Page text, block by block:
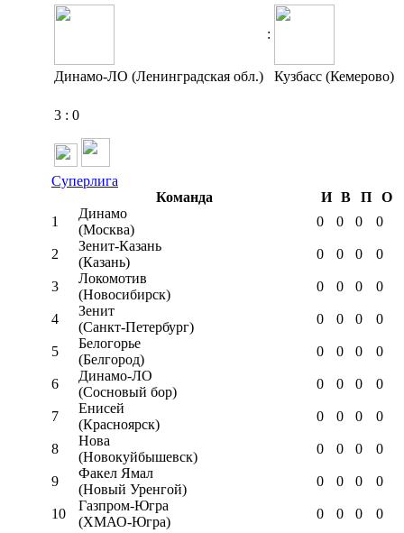
:
Динамо-ЛО (Ленинградская обл.) Кузбасс (Кемерово)
3 : 0
Суперлига
Команда
И В П
О
1
Динамо
(Москва)
0 0 0 0
2
Зенит-Казань
(Казань)
0 0 0 0
3
Локомотив
(Новосибирск)
0 0 0 0
4
Зенит
(Санкт-Петербург)
0 0 0 0
5
Белогорье
(Белгород)
0 0 0 0
6
Динамо-ЛО
(Сосновый бор)
0 0 0 0
7
Енисей
(Красноярск)
0 0 0 0
8
Нова
(Новокуйбышевск)
0 0 0 0
9
Факел Ямал
(Новый Уренгой)
0 0 0 0
10
Газпром-Югра
(ХМАО-Югра)
0 0 0 0